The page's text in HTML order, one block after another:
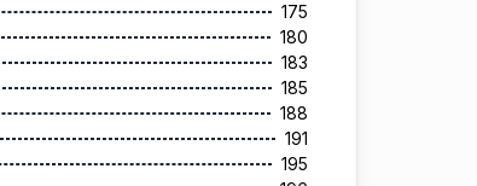
175
180
183
185
188
191
195